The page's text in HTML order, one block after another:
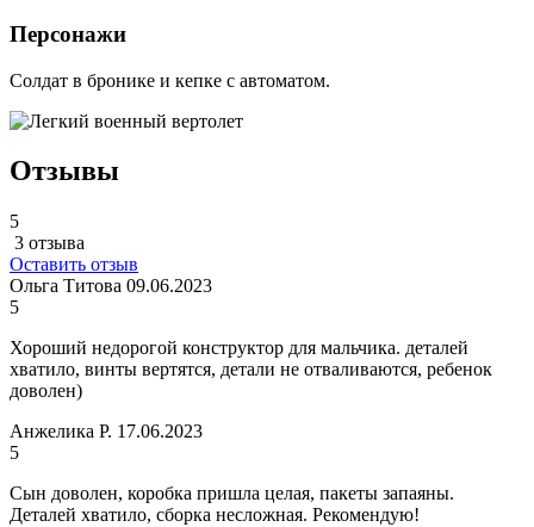
Персонажи
Солдат в бронике и кепке с автоматом.
Отзывы
5
3 отзыва
Оставить отзыв
Ольга Титова 09.06.2023
5
Хороший недорогой конструктор для мальчика. деталей
хватило, винты вертятся, детали не отваливаются, ребенок
доволен)
Анжелика Р. 17.06.2023
5
Сын доволен, коробка пришла целая, пакеты запаяны.
Деталей хватило, сборка несложная. Рекомендую!